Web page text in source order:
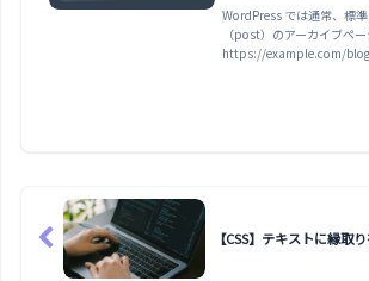
WordPress では通常、標
（post）のアーカイブペ
https://example.com/
【CSS】テキストに縁取